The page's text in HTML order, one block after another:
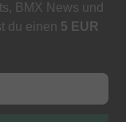
BMX News und
du einen 5 EUR